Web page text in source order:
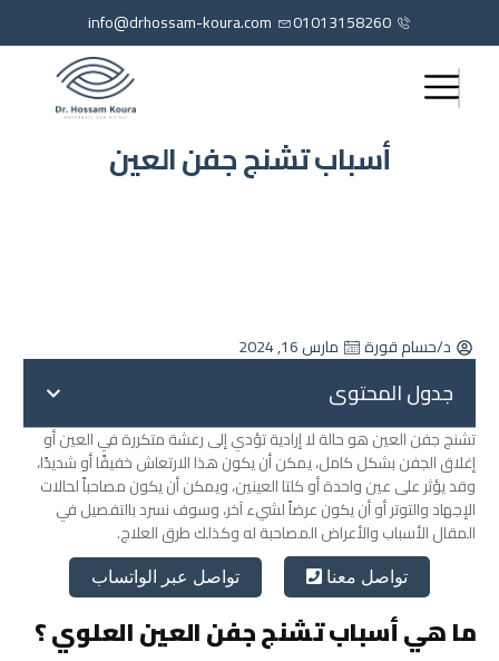
01013158260
info@drhossam-koura.com
أسباب تشنج جفن العين
د/حسام قورة مارس 16, 2024
جدول المحتوى
تشنج جفن العين هو حالة لا إرادية تؤدي إلى رعشة متكررة في العين أو
إغلاق الجفن بشكل كامل، يمكن أن يكون هذا الارتعاش خفيفًا أو شديدًا،
وقد يؤثر على عين واحدة أو كلتا العينين، ويمكن أن يكون مصاحباً لحالات
الإجهاد والتوتر أو أن يكون عرضاًلشيءآخر، وسوف نسرد بالتفصيل في
المقال الأسباب والأعراض المصاحبة له وكذلك طرق العلاج.
تواصل معنا تواصل عبر الواتساب
ما هي أسباب تشنج جفن العين العلوي ؟